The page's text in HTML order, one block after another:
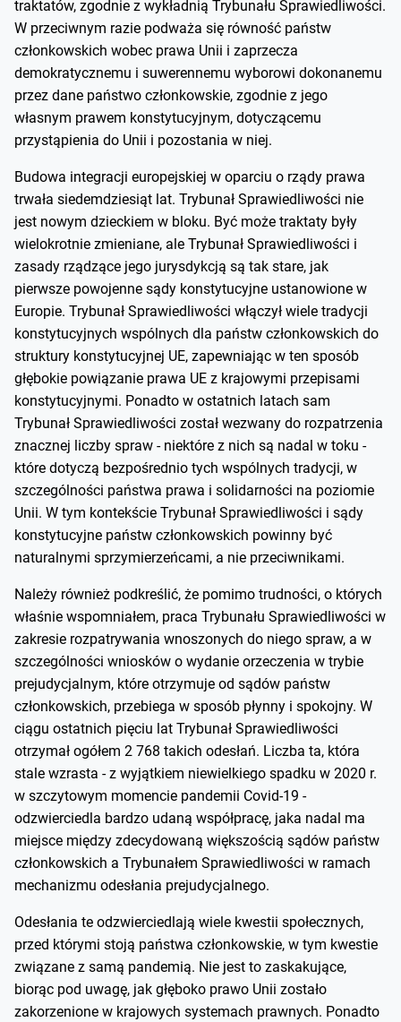
traktatów, zgodnie z wykładnią Trybunału Sprawiedliwości.
W przeciwnym razie podważa się równość państw
członkowskich wobec prawa Unii i zaprzecza
demokratycznemu i suwerennemu wyborowi dokonanemu
przez dane państwo członkowskie, zgodnie z jego
własnym prawem konstytucyjnym, dotyczącemu
przystąpienia do Unii i pozostania w niej.
Budowa integracji europejskiej w oparciu o rządy prawa
trwała siedemdziesiąt lat. Trybunał Sprawiedliwości nie
jest nowym dzieckiem w bloku. Być może traktaty były
wielokrotnie zmieniane, ale Trybunał Sprawiedliwości i
zasady rządzące jego jurysdykcją są tak stare, jak
pierwsze powojenne sądy konstytucyjne ustanowione w
Europie. Trybunał Sprawiedliwości włączył wiele tradycji
konstytucyjnych wspólnych dla państw członkowskich do
struktury konstytucyjnej UE, zapewniając w ten sposób
głębokie powiązanie prawa UE z krajowymi przepisami
konstytucyjnymi. Ponadto w ostatnich latach sam
Trybunał Sprawiedliwości został wezwany do rozpatrzenia
znacznej liczby spraw - niektóre z nich są nadal w toku -
które dotyczą bezpośrednio tych wspólnych tradycji, w
szczególności państwa prawa i solidarności na poziomie
Unii. W tym kontekście Trybunał Sprawiedliwości i sądy
konstytucyjne państw członkowskich powinny być
naturalnymi sprzymierzeńcami, a nie przeciwnikami.
Należy również podkreślić, że pomimo trudności, o których
właśnie wspomniałem, praca Trybunału Sprawiedliwości w
zakresie rozpatrywania wnoszonych do niego spraw, a w
szczególności wniosków o wydanie orzeczenia w trybie
prejudycjalnym, które otrzymuje od sądów państw
członkowskich, przebiega w sposób płynny i spokojny. W
ciągu ostatnich pięciu lat Trybunał Sprawiedliwości
otrzymał ogółem 2 768 takich odesłań. Liczba ta, która
stale wzrasta - z wyjątkiem niewielkiego spadku w 2020 r.
w szczytowym momencie pandemii Covid-19 -
odzwierciedla bardzo udaną współpracę, jaka nadal ma
miejsce między zdecydowaną większością sądów państw
członkowskich a Trybunałem Sprawiedliwości w ramach
mechanizmu odesłania prejudycjalnego.
Odesłania te odzwierciedlają wiele kwestii społecznych,
przed którymi stoją państwa członkowskie, w tym kwestie
związane z samą pandemią. Nie jest to zaskakujące,
biorąc pod uwagę, jak głęboko prawo Unii zostało
zakorzenione w krajowych systemach prawnych. Ponadto